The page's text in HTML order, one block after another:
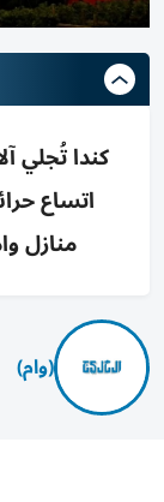
كندا تُجلي
اتساع
منازل
(وام)